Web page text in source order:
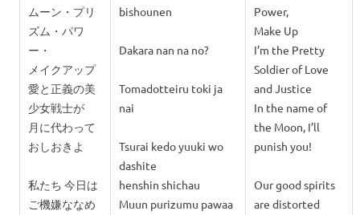
ムーン・プリ
ズム・パワ
ー・
メイクアップ
愛と正義の美
少女戦士が
月に代わって
おしおきよ
私たち 今日は
ご機嫌ななめ
bishounen
Dakara nan na no?
Tomadotteiru toki ja
nai
Tsurai kedo yuuki wo
dashite
henshin shichau
Muun purizumu pawaa
Power,
Make Up
I’m the Pretty
Soldier of Love
and Justice
In the name of
the Moon, I’ll
punish you!
Our good spirits
are distorted